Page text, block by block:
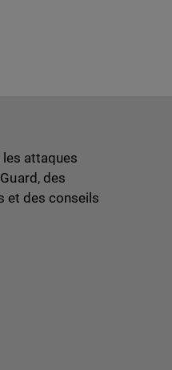
attaques
des
et des conseils